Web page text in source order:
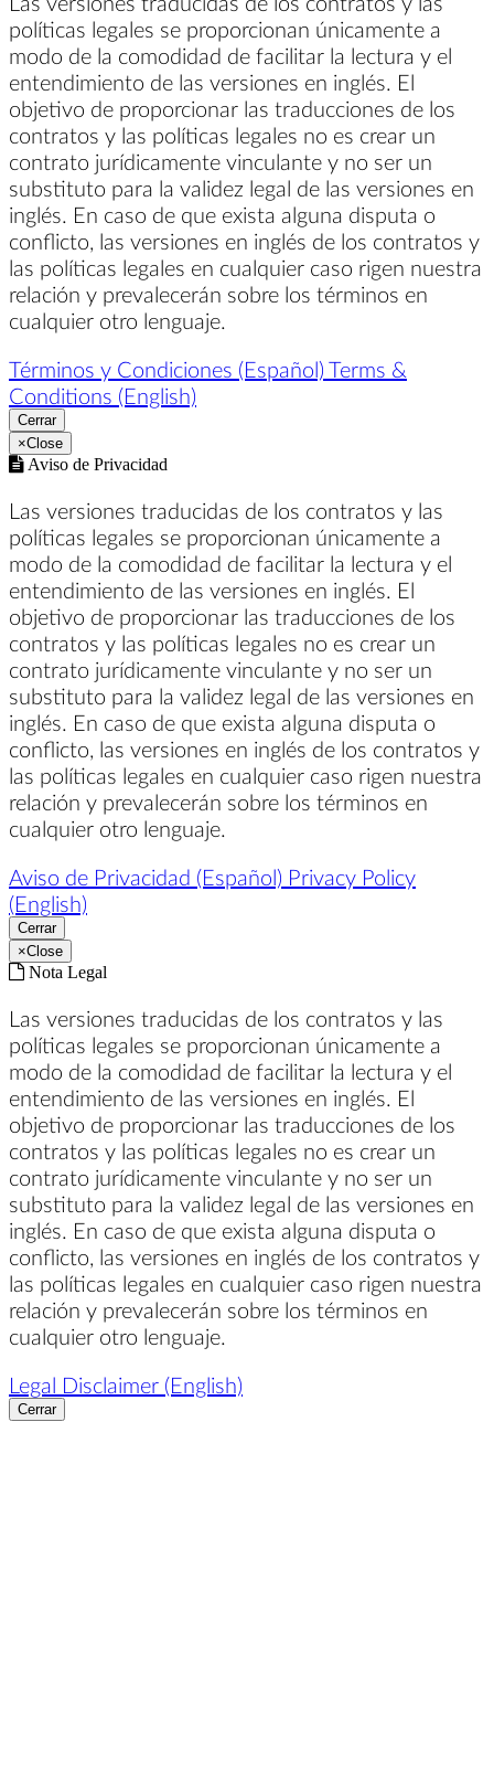
políticas legales se proporcionan únicamente a
modo de la comodidad de facilitar la lectura y el
entendimiento de las versiones en inglés. El
objetivo de proporcionar las traducciones de los
contratos y las políticas legales no es crear un
contrato jurídicamente vinculante y no ser un
substituto para la validez legal de las versiones en
inglés. En caso de que exista alguna disputa o
conflicto, las versiones en inglés de los contratos y
las políticas legales en cualquier caso rigen nuestra
relación y prevalecerán sobre los términos en
cualquier otro lenguaje.
Términos y Condiciones (Español) Terms &
Conditions (English)
Cerrar
×Close
Aviso de Privacidad
Las versiones traducidas de los contratos y las
políticas legales se proporcionan únicamente a
modo de la comodidad de facilitar la lectura y el
entendimiento de las versiones en inglés. El
objetivo de proporcionar las traducciones de los
contratos y las políticas legales no es crear un
contrato jurídicamente vinculante y no ser un
substituto para la validez legal de las versiones en
inglés. En caso de que exista alguna disputa o
conflicto, las versiones en inglés de los contratos y
las políticas legales en cualquier caso rigen nuestra
relación y prevalecerán sobre los términos en
cualquier otro lenguaje.
Aviso de Privacidad (Español) Privacy Policy
(English)
Cerrar
×Close
Nota Legal
Las versiones traducidas de los contratos y las
políticas legales se proporcionan únicamente a
modo de la comodidad de facilitar la lectura y el
entendimiento de las versiones en inglés. El
objetivo de proporcionar las traducciones de los
contratos y las políticas legales no es crear un
contrato jurídicamente vinculante y no ser un
substituto para la validez legal de las versiones en
inglés. En caso de que exista alguna disputa o
conflicto, las versiones en inglés de los contratos y
las políticas legales en cualquier caso rigen nuestra
relación y prevalecerán sobre los términos en
cualquier otro lenguaje.
Legal Disclaimer (English)
Cerrar